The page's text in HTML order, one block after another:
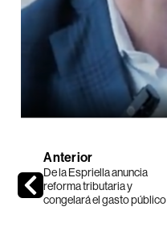
Anterior
De la Espriella anuncia
reforma tributaria y
congelará el gasto público